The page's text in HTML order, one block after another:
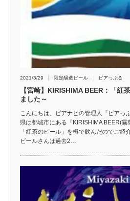
2021/3/29 限定醸造ビール ビアっぷる
【宮崎】KIRISHIMA BEER：「紅
ました～
こんにちは、ビアナビの管理人『ビアっ
県は都城市にある『KIRISHIMA BEER(霧
「紅茶のビール」を樽で飲んだのでご紹
ビールさんは過去2…